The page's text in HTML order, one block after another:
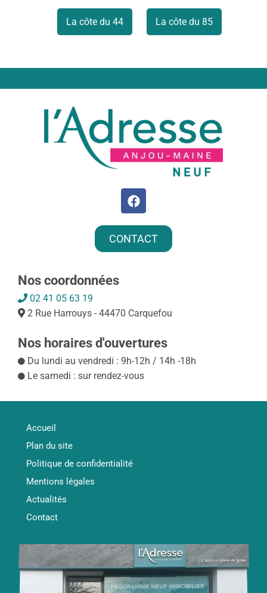
La côte du 44 La côte du 85
CONTACT
Nos coordonnées
02 41 05 63 19
2 Rue Harrouys - 44470 Carquefou
Nos horaires d'ouvertures
Du lundi au vendredi : 9h-12h / 14h -18h
Le samedi : sur rendez-vous
Accueil
Plan du site
Politique de confidentialité
Mentions légales
Actualités
Contact